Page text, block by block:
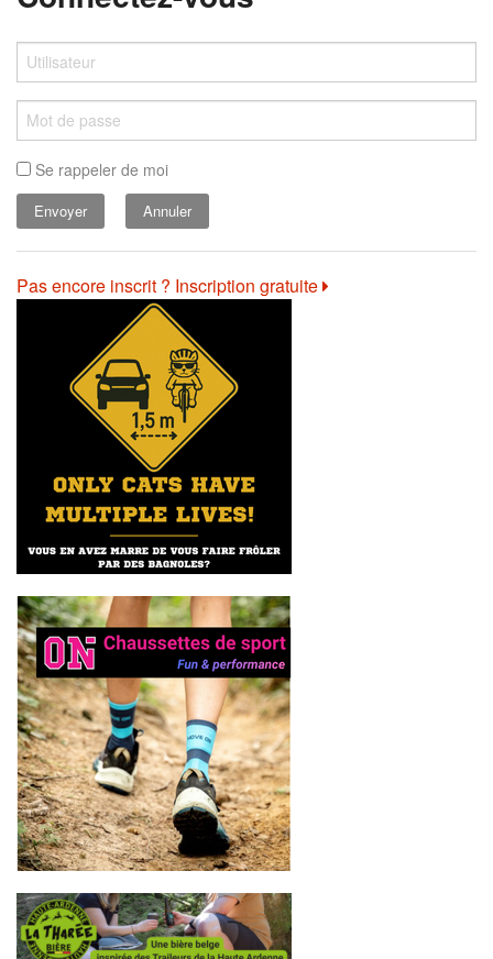
Se rappeler de moi
Annuler
Pas encore inscrit ? Inscription gratuite